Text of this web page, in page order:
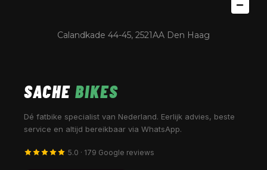
Calandkade 44-45, 2521AA Den Haag
SACHE BIKES
Dé fatbike specialist van Nederland. Eerlijk advies, beste
service en altijd bereikbaar via WhatsApp.
5.0 · 179 Google reviews